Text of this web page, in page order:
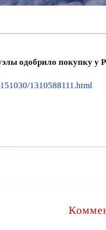
одобрило покупку
1310588111.html